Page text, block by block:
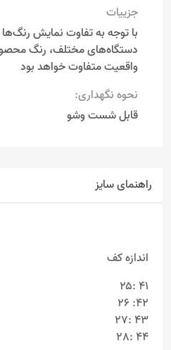
جزییات
با توجه به تفاوت نمایش
واقعیت متفاوت خواهد بود
نحوه نگهداری:
قابل شست وشو
راهنمای سایز
اندازه کف
۴۱ :۲۵
۴۲: 26
۴۳ :۲7
۴۴ :28